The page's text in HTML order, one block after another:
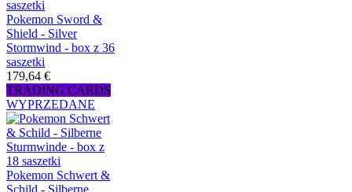
Pokemon Sword &
Shield - Silver
Stormwind - box z 36
saszetki
179,64 €
TRADING CARDS
WYPRZEDANE
Pokemon Schwert &
Schild - Silberne